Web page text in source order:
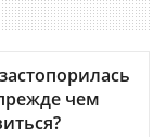
чем